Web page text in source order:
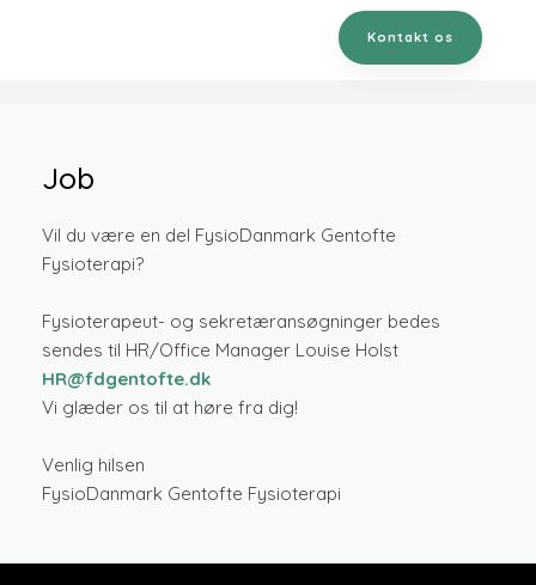
Kontakt os
Job​
​Vil du være en del FysioDanmark Gentofte
Fysioterapi?
Fysioterapeut- og sekretæransøgninger bedes
sendes til HR/Office Manager Louise Holst
HR@fdgentofte.dk
Vi glæder os til at høre fra dig!
Venlig hilsen
FysioDanmark Gentofte Fysioterapi